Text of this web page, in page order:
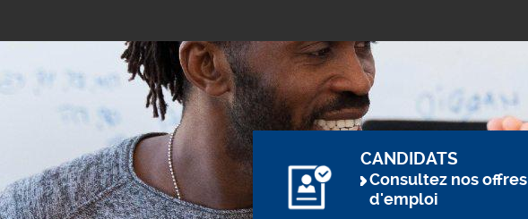
CANDIDATS
Consultez nos offres
d'emploi